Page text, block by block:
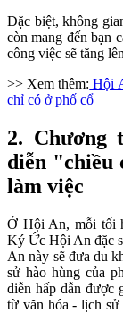
Đặc biệt, không
còn mang đến bạn
công việc sẽ tăng
>> Xem thêm: Hội
chỉ có ở phố cổ
2.
diễn "chiều
làm việc
Ở Hội An, mỗi tối
Ký Ức Hội An đặc
An này sẽ đưa du
sử hào hùng của
diễn hấp dẫn được
từ văn hóa - lịch sử